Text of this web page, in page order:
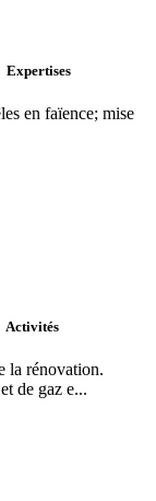
Expertises
en faïence; mise
Activités
la rénovation.
de gaz e...